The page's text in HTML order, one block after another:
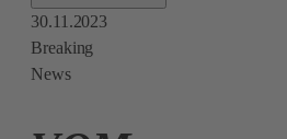
30.11.2023
Breaking
News